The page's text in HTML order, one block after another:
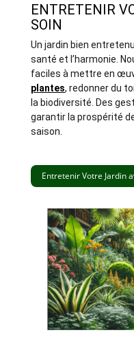
ENTRETENIR
SOIN
Un jardin bien
santé et l’harmonie.
faciles à mettre en
plantes, redonner du
la biodiversité. Des
garantir la prospérité
saison.
Entretenir Votre Jardin